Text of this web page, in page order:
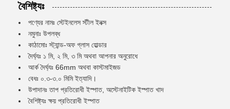
বৈশিষ্ট্যঃ
পণ্যের নামঃ স্টেইনলেস স্টীল ইনক্স
নমুনাঃ উপলব্ধ
কাঠামোঃ স্ট্যান্ড-অফ গ্লাস হোল্ডার
দৈর্ঘ্যঃ ১ মি, ২ মি, ৩ মি অথবা আপনার অনুরোধে
আর্ক দৈর্ঘ্যঃ 66mm অথবা কাস্টমাইজড
বেধঃ ০.৩-৩.০ মিমি ইত্যাদি।
উপাদানঃ তাপ প্রতিরোধী ইস্পাত, অস্টেনাইটিক ইস্পাত খাদ
বৈশিষ্ট্যঃ ক্ষয় প্রতিরোধী ইস্পাত